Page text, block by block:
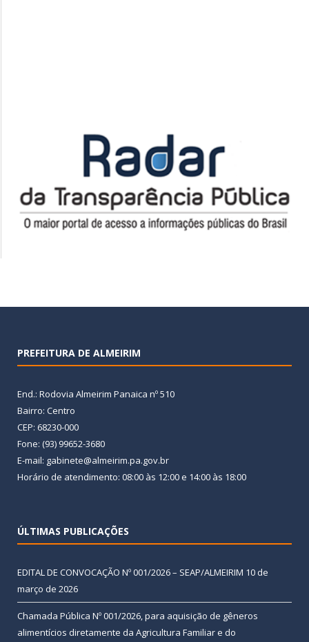
PREFEITURA DE ALMEIRIM
End.: Rodovia Almeirim Panaica nº 510
Bairro: Centro
CEP: 68230-000
Fone: (93) 99652-3680
E-mail: gabinete@almeirim.pa.gov.br
Horário de atendimento: 08:00 às 12:00 e 14:00 às 18:00
ÚLTIMAS PUBLICAÇÕES
EDITAL DE CONVOCAÇÃO Nº 001/2026 – SEAP/ALMEIRIM 10 de
março de 2026
Chamada Pública Nº 001/2026, para aquisição de gêneros
alimentícios diretamente da Agricultura Familiar e do